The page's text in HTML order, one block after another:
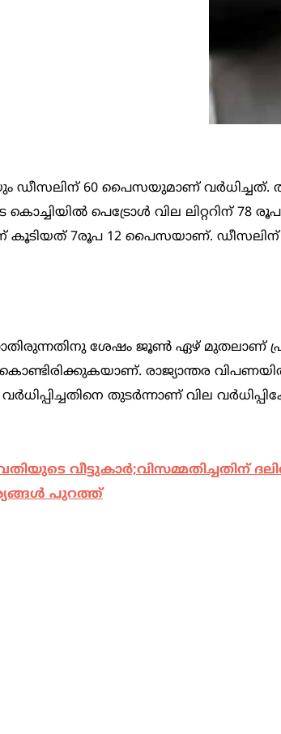
ഡീസലിന് 60 പൈസയുമാണ് വർധിച്ചത്.
പെട്രോൾ വില ലിറ്ററിന് 78
കൂടിയത് 7രൂപ 12 പൈസയാണ്.
ശേഷം ജൂൺ ഏഴ് മുതലാണ്
രാജ്യാന്തര
തുടർന്നാണ് വില
വീട്ടുകാര്‍;വിസമ്മതിച്ചതിന്
പുറത്ത്